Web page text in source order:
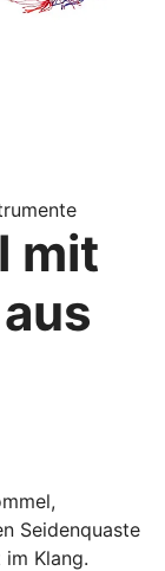
mit
Seidenquaste
Klang.